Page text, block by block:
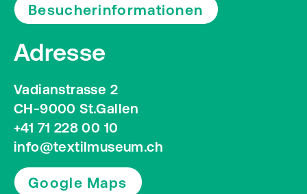
Besucherinformationen
Adresse
Vadianstrasse 2
CH-9000 St.Gallen
+41 71 228 00 10
info@textilmuseum.ch
Google Maps